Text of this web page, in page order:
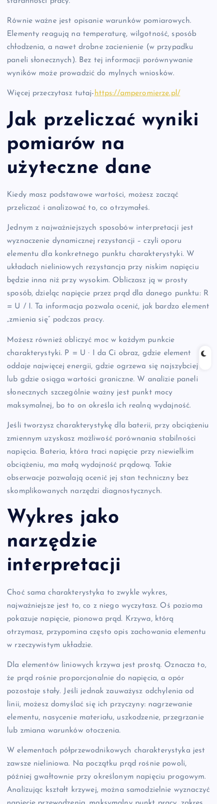
Równie ważne jest opisanie warunków pomiarowych.
Elementy reagują na temperaturę, wilgotność, sposób
chłodzenia, a nawet drobne zacienienie (w przypadku
paneli słonecznych). Bez tej informacji porównywanie
wyników może prowadzić do mylnych wniosków.
Więcej przeczytasz tutaj- https://amperomierze.pl/
Jak przeliczać wyniki
pomiarów na
użyteczne dane
Kiedy masz podstawowe wartości, możesz zacząć
przeliczać i analizować to, co otrzymałeś.
Jednym z najważniejszych sposobów interpretacji jest
wyznaczenie dynamicznej rezystancji – czyli oporu
elementu dla konkretnego punktu charakterystyki. W
układach nieliniowych rezystancja przy niskim napięciu
będzie inna niż przy wysokim. Obliczasz ją w prosty
sposób, dzieląc napięcie przez prąd dla danego punktu: R
= U / I. Ta informacja pozwala ocenić, jak bardzo element
„zmienia się” podczas pracy.
Możesz również obliczyć moc w każdym punkcie
charakterystyki. P = U · I da Ci obraz, gdzie element
oddaje najwięcej energii, gdzie ogrzewa się najszybciej
lub gdzie osiąga wartości graniczne. W analizie paneli
słonecznych szczególnie ważny jest punkt mocy
maksymalnej, bo to on określa ich realną wydajność.
Jeśli tworzysz charakterystykę dla baterii, przy obciążeniu
zmiennym uzyskasz możliwość porównania stabilności
napięcia. Bateria, która traci napięcie przy niewielkim
obciążeniu, ma małą wydajność prądową. Takie
obserwacje pozwalają ocenić jej stan techniczny bez
skomplikowanych narzędzi diagnostycznych.
Wykres jako
narzędzie
interpretacji
Choć sama charakterystyka to zwykle wykres,
najważniejsze jest to, co z niego wyczytasz. Oś pozioma
pokazuje napięcie, pionowa prąd. Krzywa, którą
otrzymasz, przypomina często opis zachowania elementu
w rzeczywistym układzie.
Dla elementów liniowych krzywa jest prostą. Oznacza to,
że prąd rośnie proporcjonalnie do napięcia, a opór
pozostaje stały. Jeśli jednak zauważysz odchylenia od
linii, możesz domyślać się ich przyczyny: nagrzewanie
elementu, nasycenie materiału, uszkodzenie, przegrzanie
lub zmiana warunków otoczenia.
W elementach półprzewodnikowych charakterystyka jest
zawsze nieliniowa. Na początku prąd rośnie powoli,
później gwałtownie przy określonym napięciu progowym.
Analizując kształt krzywej, można samodzielnie wyznaczyć